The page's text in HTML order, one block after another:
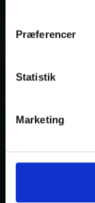
Præferencer
Statistik
Marketing